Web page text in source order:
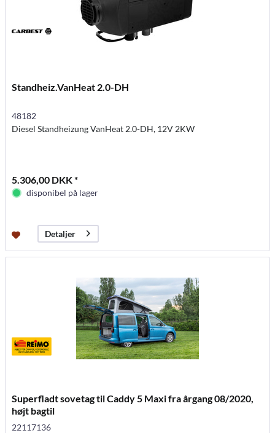
Standheiz.VanHeat 2.0-DH
48182
Diesel Standheizung VanHeat 2.0-DH, 12V 2KW
5.306,00 DKK *
disponibel på lager
Detaljer
Superfladt sovetag til Caddy 5 Maxi fra årgang 08/2020,
højt bagtil
22117136